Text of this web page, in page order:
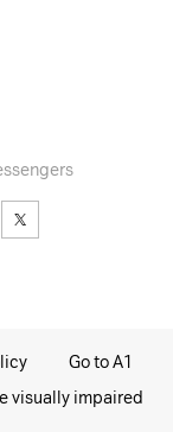
Go to A1
visually impaired